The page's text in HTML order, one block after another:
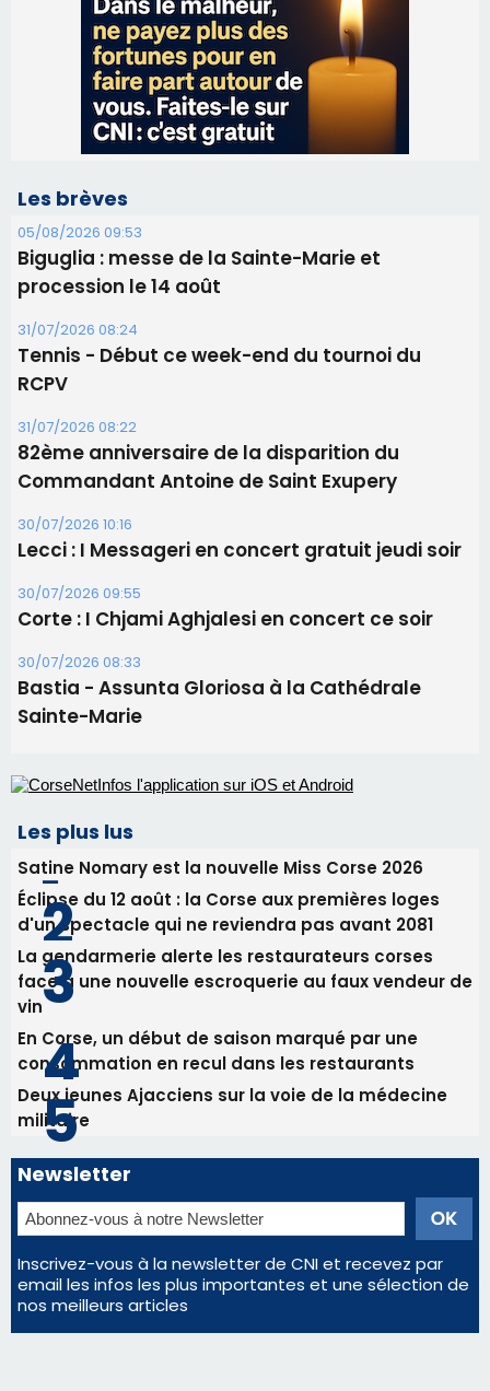
05/08/2026 09:53
Biguglia : messe de la Sainte-Marie et
procession le 14 août
31/07/2026 08:24
Tennis - Début ce week-end du tournoi du
31/07/2026 08:22
82ème anniversaire de la disparition du
Commandant Antoine de Saint Exupery
30/07/2026 10:16
Lecci : I Messageri en concert gratuit jeudi soir
30/07/2026 09:55
Corte : I Chjami Aghjalesi en concert ce soir
30/07/2026 08:33
Bastia - Assunta Gloriosa à la Cathédrale
Sainte-Marie
Les plus lus
Satine Nomary est la nouvelle Miss Corse 2026
Éclipse du 12 août : la Corse aux premières loges
d'un spectacle qui ne reviendra pas avant 2081
face à une nouvelle escroquerie au faux vendeur de
En Corse, un début de saison marqué par une
consommation en recul dans les restaurants
Deux jeunes Ajacciens sur la voie de la médecine
militaire
Newsletter
Inscrivez-vous à la newsletter de CNI et recevez par
email les infos les plus importantes et une sélection de
nos meilleurs articles
Régie publicitaire
Mentions légales
Nous contacter